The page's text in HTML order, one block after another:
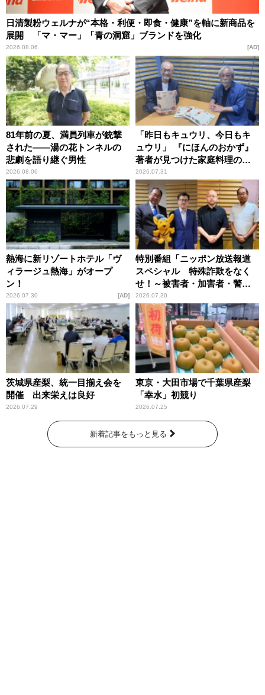
日清製粉ウェルナが“本格・利便・即食・健康”を軸に新商品を
展開 「マ・マー」「青の洞窟」ブランドを強化
2026.08.06 AD
81年前の夏、満員列車が銃撃
された――湯の花トンネルの
悲劇を語り継ぐ男性
2026.08.06
「昨日もキュウリ、今日もキ
ュウリ」 『にほんのおかず』
著者が見つけた家庭料理の知
恵
2026.07.31
熱海に新リゾートホテル「ヴ
ィラージュ熱海」がオープ
ン！
2026.07.30 AD
特別番組「ニッポン放送報道
スペシャル 特殊詐欺をなく
せ！～被害者・加害者・警視
庁が語るトクリュウの実態
～」放送
2026.07.30
茨城県産梨、統一目揃え会を
開催 出来栄えは良好
2026.07.29
東京・大田市場で千葉県産梨
「幸水」初競り
2026.07.25
新着記事をもっと見る